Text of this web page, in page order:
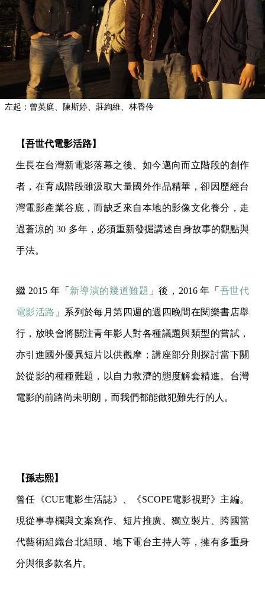
左起：曾英庭、陳斯婷、莊絢維、林香伶
【吾世代電影活路】
生長在台灣新電影落幕之後、如今邁向而立階段的創作
者，在育成階段雖汲取大量國外作品精華，卻因歷經台
灣電影產業谷底，而缺乏來自本地的影像文化養分，走
過蒼涼的 30 多年，必須重新發掘講述自身故事的觀點與
手法。
繼 2015 年「 新導演的幾道難題 」後，2016 年「 吾世代
電影活路 」系列於每月第四週的週四晚間在閱樂書店舉
行，放映會將關注青年影人對各種議題與類型的嘗試，
亦引進國外優異短片以供觀摩；講座部分則探討當下關
於從影的種種難題，以自力救濟的態度解套精進。台灣
電影的前路尚未明朗，而我們都能做犯難先行的人。
【孫志熙】
曾任《CUE電影生活誌》、《SCOPE電影視野》主編。
現從事專欄與文案寫作、短片推廣、獨立製片、跨國當
代藝術組織台北組頭、地下電台主持人等，擁有多重身
分與很多款名片。